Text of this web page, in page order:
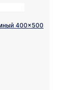
400×500